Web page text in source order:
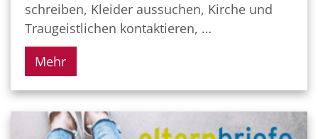
schreiben, Kleider aussuchen, Kirche und
Traugeistlichen kontaktieren, …
Mehr